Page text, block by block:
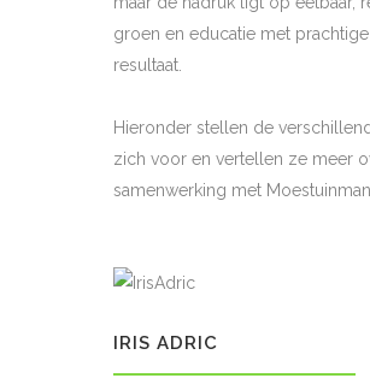
groen en educatie met
resultaat.
Hieronder stellen de
zich voor en vertellen ze meer
samenwerking met Moestuinman.
IRIS ADRIC